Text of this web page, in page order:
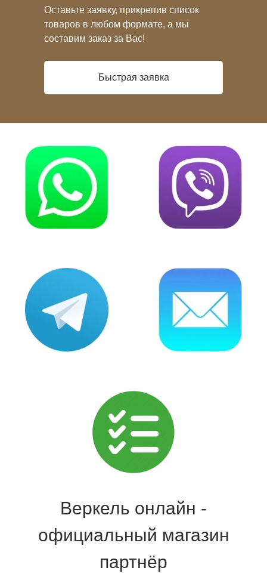
Оставьте заявку, прикрепив список
товаров в любом формате, а мы
составим заказ за Вас!
Быстрая заявка
Веркель онлайн -
официальный магазин
партнёр